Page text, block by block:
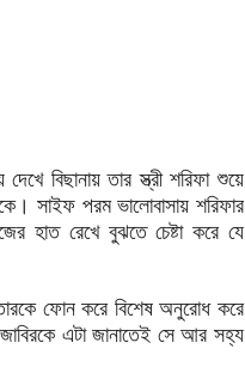
বিছানায় তার স্ত্রী শরিফা শুয়ে
সাইফ পরম ভালোবাসায় শরিফার
হাত রেখে বুঝতে চেষ্টা করে যে
ফোন করে বিশেষ অনুরোধ করে
এটা জানাতেই সে আর সহ্য